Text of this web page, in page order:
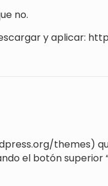
no.
y
themes)
el botón superior